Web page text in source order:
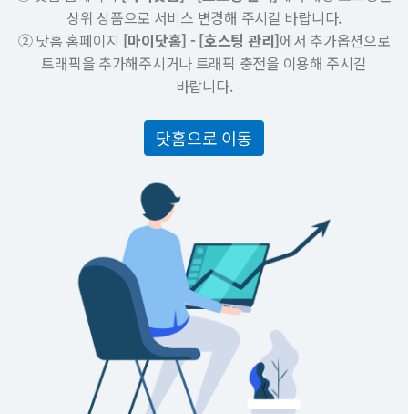
상위 상품으로 서비스 변경해 주시길 바랍니다.
② 닷홈 홈페이지 [마이닷홈] - [호스팅 관리]에서 추가옵션으로
트래픽을 추가해주시거나 트래픽 충전을 이용해 주시길
바랍니다.
닷홈으로 이동